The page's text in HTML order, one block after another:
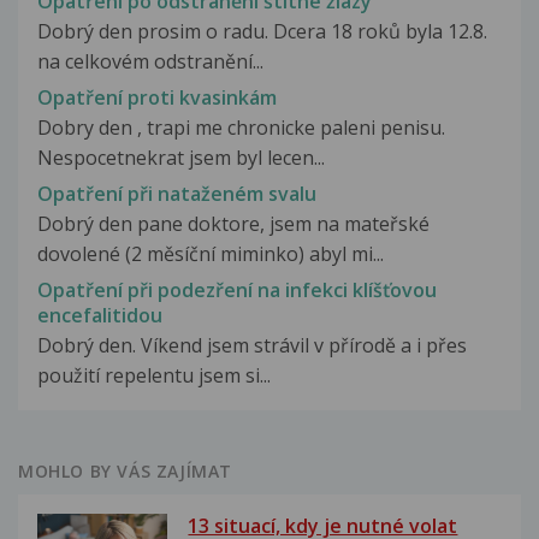
Dobrý den prosim o radu. Dcera 18 roků byla 12.8.
na celkovém odstranění...
Opatření proti kvasinkám
Dobry den , trapi me chronicke paleni penisu.
Nespocetnekrat jsem byl lecen...
Opatření při nataženém svalu
Dobrý den pane doktore, jsem na mateřské
dovolené (2 měsíční miminko) abyl mi...
Opatření při podezření na infekci klíšťovou
encefalitidou
Dobrý den. Víkend jsem strávil v přírodě a i přes
použití repelentu jsem si...
MOHLO BY VÁS ZAJÍMAT
13 situací, kdy je nutné volat